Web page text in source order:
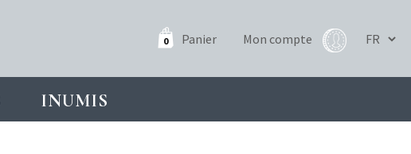
0 Panier Mon compte
INUMIS